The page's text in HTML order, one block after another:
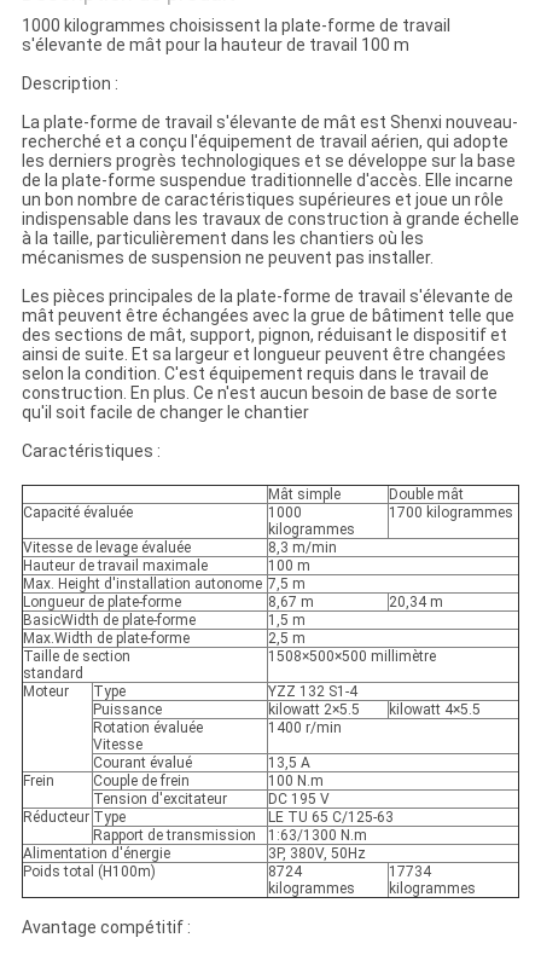
PRIVACY
POLICY
1000 kilogrammes choisissent la plate-forme de travail
s'élevante de mât pour la hauteur de travail 100 m
Description :
La plate-forme de travail s'élevante de mât est Shenxi nouveau-
recherché et a conçu l'équipement de travail aérien, qui adopte
les derniers progrès technologiques et se développe sur la base
de la plate-forme suspendue traditionnelle d'accès. Elle incarne
un bon nombre de caractéristiques supérieures et joue un rôle
indispensable dans les travaux de construction à grande échelle
à la taille, particulièrement dans les chantiers où les
mécanismes de suspension ne peuvent pas installer.
Les pièces principales de la plate-forme de travail s'élevante de
mât peuvent être échangées avec la grue de bâtiment telle que
des sections de mât, support, pignon, réduisant le dispositif et
ainsi de suite. Et sa largeur et longueur peuvent être changées
selon la condition. C'est équipement requis dans le travail de
construction. En plus. Ce n'est aucun besoin de base de sorte
qu'il soit facile de changer le chantier
Caractéristiques :
Mât simple
Double mât
Capacité évaluée
1000
kilogrammes
1700 kilogrammes
Vitesse de levage évaluée
8,3 m/min
Hauteur de travail maximale
100 m
Max. Height d'installation autonome 7,5 m
Longueur de plate-forme
8,67 m
20,34 m
BasicWidth de plate-forme
1,5 m
Max.Width de plate-forme
2,5 m
Taille de section
standard
1508×500×500 millimètre
Moteur Type
YZZ 132 S1-4
Puissance
kilowatt 2×5.5
kilowatt 4×5.5
Rotation évaluée
Vitesse
1400 r/min
Courant évalué
13,5 A
Frein
Couple de frein
100 N.m
Tension d'excitateur
DC 195 V
Réducteur Type
LE TU 65 C/125-63
Rapport de transmission
1:63/1300 N.m
Alimentation d'énergie
3P, 380V, 50Hz
Poids total (H100m)
8724
kilogrammes
17734
kilogrammes
Avantage compétitif :